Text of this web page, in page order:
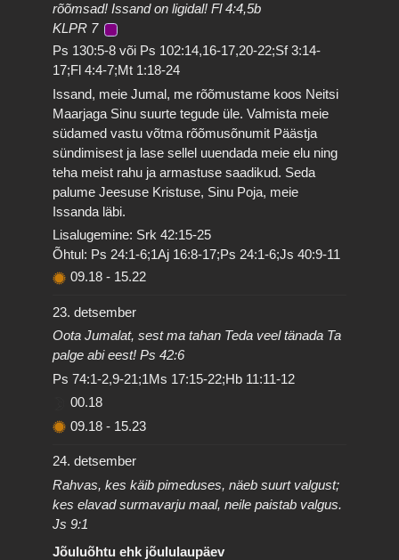
rõõmsad! Issand on ligidal! Fl 4:4,5b
KLPR 7
Ps 130:5-8 või Ps 102:14,16-17,20-22;Sf 3:14-
17;Fl 4:4-7;Mt 1:18-24
Issand, meie Jumal, me rõõmustame koos Neitsi
Maarjaga Sinu suurte tegude üle. Valmista meie
südamed vastu võtma rõõmusõnumit Päästja
sündimisest ja lase sellel uuendada meie elu ning
teha meist rahu ja armastuse saadikud. Seda
palume Jeesuse Kristuse, Sinu Poja, meie
Issanda läbi.
Lisalugemine: Srk 42:15-25
Õhtul: Ps 24:1-6;1Aj 16:8-17;Ps 24:1-6;Js 40:9-11
09.18 - 15.22
23. detsember
Oota Jumalat, sest ma tahan Teda veel tänada Ta
palge abi eest! Ps 42:6
Ps 74:1-2,9-21;1Ms 17:15-22;Hb 11:11-12
00.18
09.18 - 15.23
24. detsember
Rahvas, kes käib pimeduses, näeb suurt valgust;
kes elavad surmavarju maal, neile paistab valgus.
Js 9:1
Jõuluõhtu ehk jõululaupäev